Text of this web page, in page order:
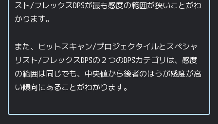
スト/フレックスDPSが最も感度の範囲が狭いことがわ
かります。
また、ヒットスキャン/プロジェクタイルとスペシャ
リスト/フレックスDPSの２つのDPSカテゴリは、感度
の範囲は同じでも、中央値から後者のほうが感度が高
い傾向にあることがわかります。